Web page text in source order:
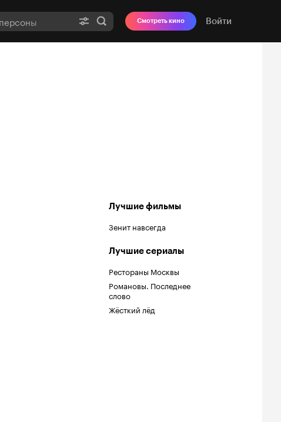
Смотреть кино Войти
Лучшие фильмы
Зенит навсегда
Лучшие сериалы
Рестораны Москвы
Романовы. Последнее
слово
Жёсткий лёд